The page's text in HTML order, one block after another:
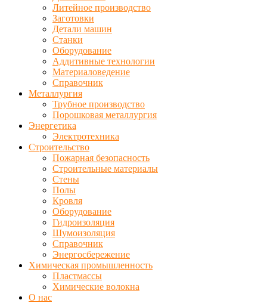
Литейное производство
Заготовки
Детали машин
Станки
Оборудование
Аддитивные технологии
Материаловедение
Справочник
Металлургия
Трубное производство
Порошковая металлургия
Энергетика
Электротехника
Строительство
Пожарная безопасность
Строительные материалы
Стены
Полы
Кровля
Оборудование
Гидроизоляция
Шумоизоляция
Справочник
Энергосбережение
Химическая промышленность
Пластмассы
Химические волокна
О нас